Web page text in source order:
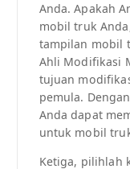
Anda. Apakah
mobil truk
tampilan mobil
Ahli Modifikasi
tujuan
pemula.
Anda dapat
untuk mobil
Ketiga, pilihlah